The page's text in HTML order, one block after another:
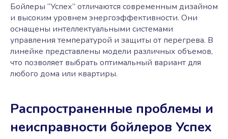
Бойлеры “Успех” отличаются современным дизайном
и высоким уровнем энергоэффективности. Они
оснащены интеллектуальными системами
управления температурой и защиты от перегрева. В
линейке представлены модели различных объемов,
что позволяет выбрать оптимальный вариант для
любого дома или квартиры.
Распространенные проблемы и
неисправности бойлеров Успех